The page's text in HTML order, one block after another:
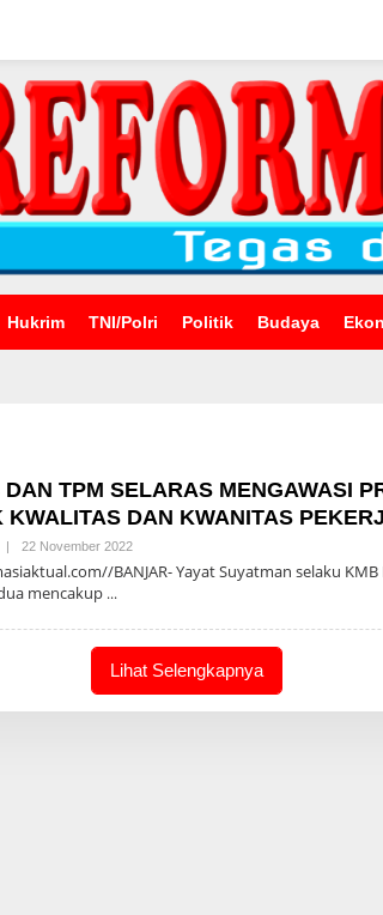
Hukrim TNI/Polri Politik Budaya
DAN TPM SELARAS MENGAWASI
KWALITAS DAN KWANITAS
| 22 November 2022Oleh
BANJAR- Yayat Suyatman selaku
mencakup
Lihat Selengkapnya